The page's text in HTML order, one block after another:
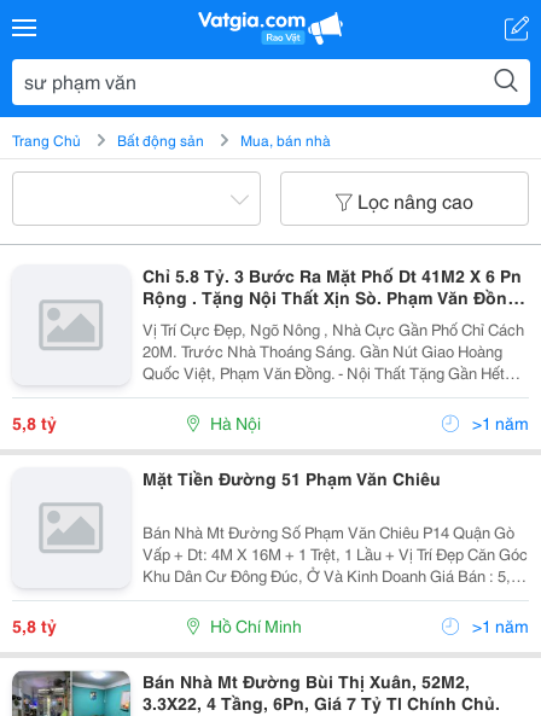
Trang Chủ Bất động sản Mua, bán nhà
Lọc nâng cao
Chỉ 5.8 Tỷ. 3 Bước Ra Mặt Phố Dt 41M2 X 6 Pn
Rộng . Tặng Nội Thất Xịn Sò. Phạm Văn Đồng
Cầu Giấy.
Vị Trí Cực Đẹp, Ngõ Nông , Nhà Cực Gần Phố Chỉ Cách
20M. Trước Nhà Thoáng Sáng. Gần Nút Giao Hoàng
Quốc Việt, Phạm Văn Đồng. - Nội Thất Tặng Gần Hết
Nội Thất Xịn Sò, Giường Tủ Màu Trắng Đồng Bộ Nhập
Ngoại Tầng 2 Giá Cả Trăm Triệu, Điều Hoà, - Khu...
5,8 tỷ Hà Nội >1 năm
Mặt Tiền Đường 51 Phạm Văn Chiêu
Bán Nhà Mt Đường Số Phạm Văn Chiêu P14 Quận Gò
Vấp + Dt: 4M X 16M + 1 Trệt, 1 Lầu + Vị Trí Đẹp Căn Góc
Khu Dân Cư Đông Đúc, Ở Và Kinh Doanh Giá Bán : 5,8
Tỷ
5,8 tỷ Hồ Chí Minh >1 năm
Bán Nhà Mt Đường Bùi Thị Xuân, 52M2,
3.3X22, 4 Tầng, 6Pn, Giá 7 Tỷ Tl Chính Chủ.